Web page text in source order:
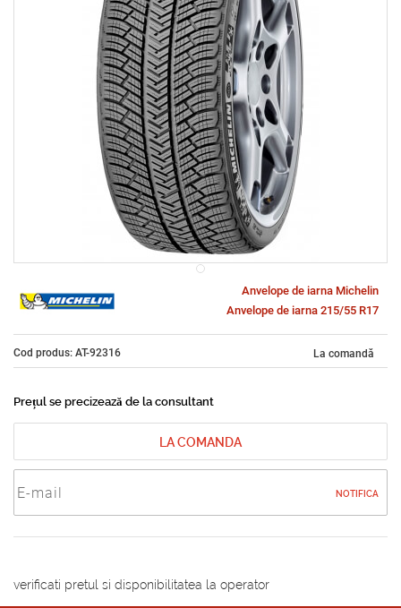
Anvelope de iarna Michelin
Anvelope de iarna 215/55 R17
Cod produs: AT-92316 La comandă
Prețul se precizează de la consultant
LA COMANDA
NOTIFICA
verificati pretul si disponibilitatea la operator